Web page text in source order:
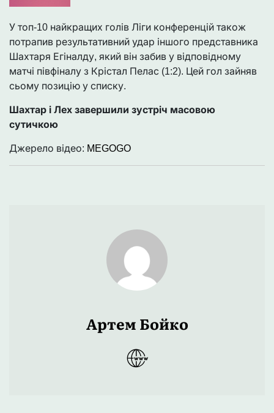
У топ-10 найкращих голів Ліги конференцій також
потрапив результативний удар іншого представника
Шахтаря Егіналду, який він забив у відповідному
матчі півфіналу з Крістал Пелас (1:2). Цей гол зайняв
сьому позицію у списку.
Шахтар і Лех завершили зустріч масовою
сутичкою
Джерело відео: MEGOGO
Артем Бойко